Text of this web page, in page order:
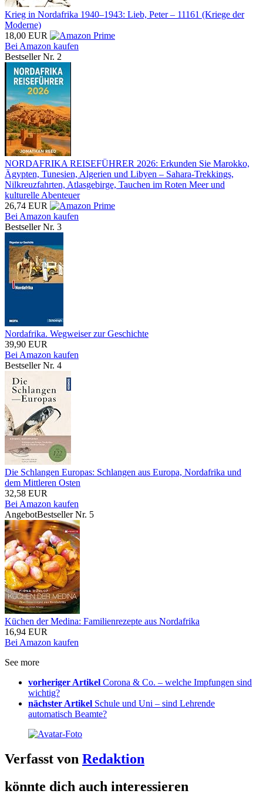
Krieg in Nordafrika 1940–1943: Lieb, Peter – 11161 (Kriege der
Moderne)
18,00 EUR
Bei Amazon kaufen
Bestseller Nr. 2
NORDAFRIKA REISEFÜHRER 2026: Erkunden Sie Marokko,
Ägypten, Tunesien, Algerien und Libyen – Sahara-Trekkings,
Nilkreuzfahrten, Atlasgebirge, Tauchen im Roten Meer und
kulturelle Abenteuer
26,74 EUR
Bei Amazon kaufen
Bestseller Nr. 3
Nordafrika. Wegweiser zur Geschichte
39,90 EUR
Bei Amazon kaufen
Bestseller Nr. 4
Die Schlangen Europas: Schlangen aus Europa, Nordafrika und
dem Mittleren Osten
32,58 EUR
Bei Amazon kaufen
AngebotBestseller Nr. 5
Küchen der Medina: Familienrezepte aus Nordafrika
16,94 EUR
Bei Amazon kaufen
See more
vorheriger Artikel Corona & Co. – welche Impfungen sind
wichtig?
nächster Artikel Schule und Uni – sind Lehrende
automatisch Beamte?
Verfasst von Redaktion
könnte dich auch interessieren